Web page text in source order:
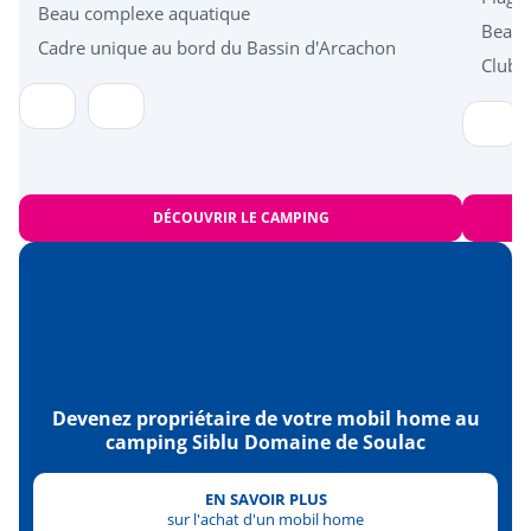
Beau complexe aquatique
Cadre unique au bord du Bassin d'Arcachon
DÉCOUVRIR LE CAMPING
Beau
Club
Devenez propriétaire de votre mobil home au
camping Siblu Domaine de Soulac
EN SAVOIR PLUS
sur l'achat d'un mobil home